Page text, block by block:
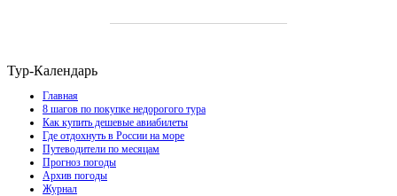
Тур-Календарь
Главная
8 шагов по покупке недорогого тура
Как купить дешевые авиабилеты
Где отдохнуть в России на море
Путеводители по месяцам
Прогноз погоды
Архив погоды
Журнал